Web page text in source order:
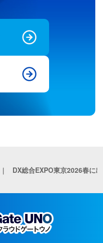
｜ DX総合EXPO東京2026春に